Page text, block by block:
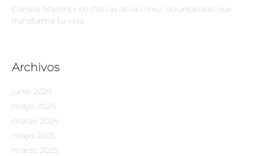
Daniela Martínez en PANas de la Niñez: voluntariado que
transforma tu vida
Archivos
junio 2026
mayo 2026
marzo 2026
mayo 2025
marzo 2025